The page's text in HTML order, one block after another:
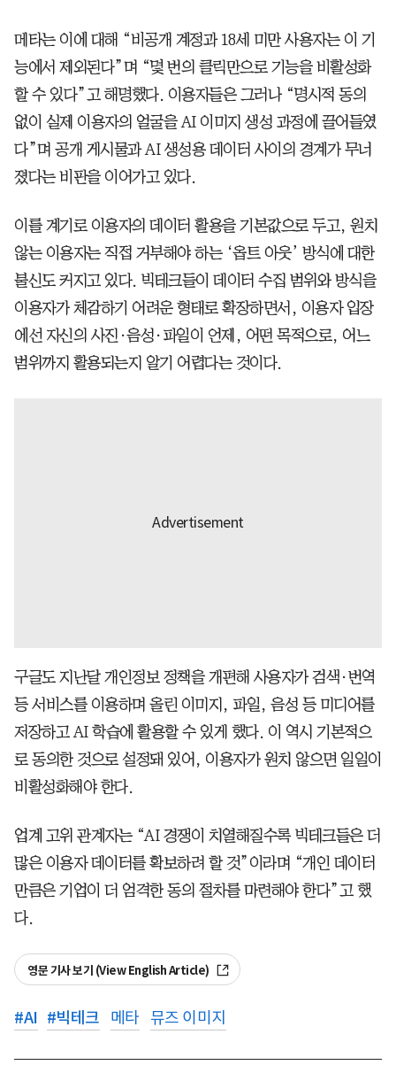
메타는 이에 대해 “비공개 계정과 18세 미만 사용자는 이 기
능에서 제외된다”며 “몇 번의 클릭만으로 기능을 비활성화
할 수 있다”고 해명했다. 이용자들은 그러나 “명시적 동의
없이 실제 이용자의 얼굴을 AI 이미지 생성 과정에 끌어들였
다”며 공개 게시물과 AI 생성용 데이터 사이의 경계가 무너
졌다는 비판을 이어가고 있다.
이를 계기로 이용자의 데이터 활용을 기본값으로 두고, 원치
않는 이용자는 직접 거부해야 하는 ‘옵트 아웃’ 방식에 대한
불신도 커지고 있다. 빅테크들이 데이터 수집 범위와 방식을
이용자가 체감하기 어려운 형태로 확장하면서, 이용자 입장
에선 자신의 사진·음성·파일이 언제, 어떤 목적으로, 어느
범위까지 활용되는지 알기 어렵다는 것이다.
구글도 지난달 개인정보 정책을 개편해 사용자가 검색·번역
등 서비스를 이용하며 올린 이미지, 파일, 음성 등 미디어를
저장하고 AI 학습에 활용할 수 있게 했다. 이 역시 기본적으
로 동의한 것으로 설정돼 있어, 이용자가 원치 않으면 일일이
비활성화해야 한다.
업계 고위 관계자는 “AI 경쟁이 치열해질수록 빅테크들은 더
많은 이용자 데이터를 확보하려 할 것”이라며 “개인 데이터
만큼은 기업이 더 엄격한 동의 절차를 마련해야 한다”고 했
다.
영문 기사 보기 (View English Article)
#AI #빅테크 메타 뮤즈 이미지